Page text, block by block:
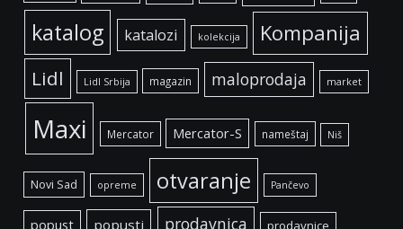
katalog katalozi kolekcija Kompanija
Lidl Lidl Srbija magazin maloprodaja market
Maxi Mercator Mercator-S nameštaj Niš
Novi Sad opreme otvaranje Pančevo
popust popusti prodavnica prodavnice